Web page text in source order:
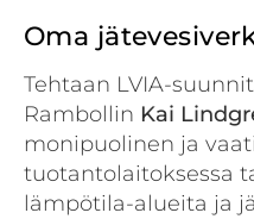
Oma
Tehtaan LVIA-
Rambollin Kai
monipuolinen ja
tuotantolaitoksessa
lämpötila-alueita ja